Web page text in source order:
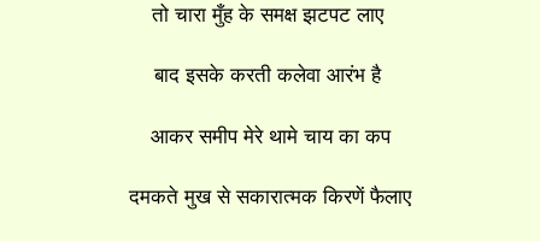
तो चारा मुँह के समक्ष झटपट लाए
बाद इसके करती कलेवा आरंभ है
आकर समीप मेरे थामे चाय का कप
दमकते मुख से सकारात्मक किरणें फैलाए